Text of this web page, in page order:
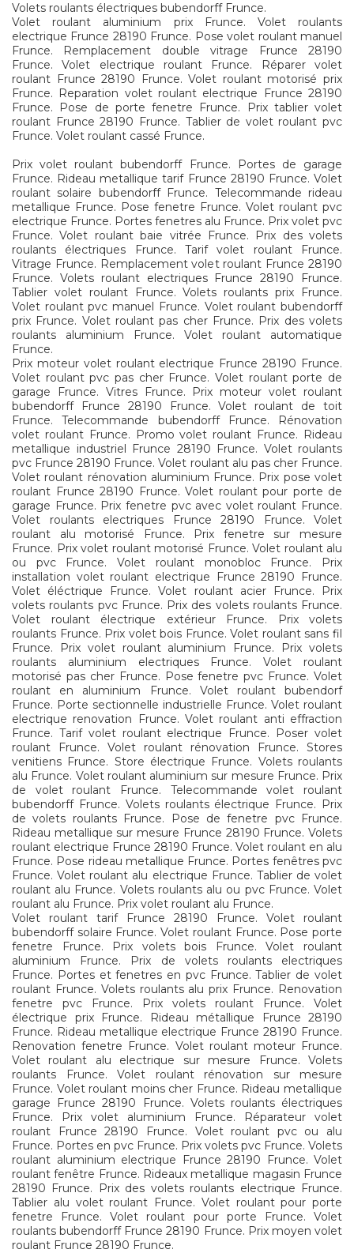
Volets roulants électriques bubendorff Frunce.
Volet roulant aluminium prix Frunce. Volet roulants
electrique Frunce 28190 Frunce. Pose volet roulant manuel
Frunce. Remplacement double vitrage Frunce 28190
Frunce. Volet electrique roulant Frunce. Réparer volet
roulant Frunce 28190 Frunce. Volet roulant motorisé prix
Frunce. Reparation volet roulant electrique Frunce 28190
Frunce. Pose de porte fenetre Frunce. Prix tablier volet
roulant Frunce 28190 Frunce. Tablier de volet roulant pvc
Frunce. Volet roulant cassé Frunce.
Prix volet roulant bubendorff Frunce. Portes de garage
Frunce. Rideau metallique tarif Frunce 28190 Frunce. Volet
roulant solaire bubendorff Frunce. Telecommande rideau
metallique Frunce. Pose fenetre Frunce. Volet roulant pvc
electrique Frunce. Portes fenetres alu Frunce. Prix volet pvc
Frunce. Volet roulant baie vitrée Frunce. Prix des volets
roulants électriques Frunce. Tarif volet roulant Frunce.
Vitrage Frunce. Remplacement volet roulant Frunce 28190
Frunce. Volets roulant electriques Frunce 28190 Frunce.
Tablier volet roulant Frunce. Volets roulants prix Frunce.
Volet roulant pvc manuel Frunce. Volet roulant bubendorff
prix Frunce. Volet roulant pas cher Frunce. Prix des volets
roulants aluminium Frunce. Volet roulant automatique
Frunce.
Prix moteur volet roulant electrique Frunce 28190 Frunce.
Volet roulant pvc pas cher Frunce. Volet roulant porte de
garage Frunce. Vitres Frunce. Prix moteur volet roulant
bubendorff Frunce 28190 Frunce. Volet roulant de toit
Frunce. Telecommande bubendorff Frunce. Rénovation
volet roulant Frunce. Promo volet roulant Frunce. Rideau
metallique industriel Frunce 28190 Frunce. Volet roulants
pvc Frunce 28190 Frunce. Volet roulant alu pas cher Frunce.
Volet roulant rénovation aluminium Frunce. Prix pose volet
roulant Frunce 28190 Frunce. Volet roulant pour porte de
garage Frunce. Prix fenetre pvc avec volet roulant Frunce.
Volet roulants electriques Frunce 28190 Frunce. Volet
roulant alu motorisé Frunce. Prix fenetre sur mesure
Frunce. Prix volet roulant motorisé Frunce. Volet roulant alu
ou pvc Frunce. Volet roulant monobloc Frunce. Prix
installation volet roulant electrique Frunce 28190 Frunce.
Volet éléctrique Frunce. Volet roulant acier Frunce. Prix
volets roulants pvc Frunce. Prix des volets roulants Frunce.
Volet roulant électrique extérieur Frunce. Prix volets
roulants Frunce. Prix volet bois Frunce. Volet roulant sans fil
Frunce. Prix volet roulant aluminium Frunce. Prix volets
roulants aluminium electriques Frunce. Volet roulant
motorisé pas cher Frunce. Pose fenetre pvc Frunce. Volet
roulant en aluminium Frunce. Volet roulant bubendorf
Frunce. Porte sectionnelle industrielle Frunce. Volet roulant
electrique renovation Frunce. Volet roulant anti effraction
Frunce. Tarif volet roulant electrique Frunce. Poser volet
roulant Frunce. Volet roulant rénovation Frunce. Stores
venitiens Frunce. Store électrique Frunce. Volets roulants
alu Frunce. Volet roulant aluminium sur mesure Frunce. Prix
de volet roulant Frunce. Telecommande volet roulant
bubendorff Frunce. Volets roulants électrique Frunce. Prix
de volets roulants Frunce. Pose de fenetre pvc Frunce.
Rideau metallique sur mesure Frunce 28190 Frunce. Volets
roulant electrique Frunce 28190 Frunce. Volet roulant en alu
Frunce. Pose rideau metallique Frunce. Portes fenêtres pvc
Frunce. Volet roulant alu electrique Frunce. Tablier de volet
roulant alu Frunce. Volets roulants alu ou pvc Frunce. Volet
roulant alu Frunce. Prix volet roulant alu Frunce.
Volet roulant tarif Frunce 28190 Frunce. Volet roulant
bubendorff solaire Frunce. Volet roulant Frunce. Pose porte
fenetre Frunce. Prix volets bois Frunce. Volet roulant
aluminium Frunce. Prix de volets roulants electriques
Frunce. Portes et fenetres en pvc Frunce. Tablier de volet
roulant Frunce. Volets roulants alu prix Frunce. Renovation
fenetre pvc Frunce. Prix volets roulant Frunce. Volet
électrique prix Frunce. Rideau métallique Frunce 28190
Frunce. Rideau metallique electrique Frunce 28190 Frunce.
Renovation fenetre Frunce. Volet roulant moteur Frunce.
Volet roulant alu electrique sur mesure Frunce. Volets
roulants Frunce. Volet roulant rénovation sur mesure
Frunce. Volet roulant moins cher Frunce. Rideau metallique
garage Frunce 28190 Frunce. Volets roulants électriques
Frunce. Prix volet aluminium Frunce. Réparateur volet
roulant Frunce 28190 Frunce. Volet roulant pvc ou alu
Frunce. Portes en pvc Frunce. Prix volets pvc Frunce. Volets
roulant aluminium electrique Frunce 28190 Frunce. Volet
roulant fenêtre Frunce. Rideaux metallique magasin Frunce
28190 Frunce. Prix des volets roulants electrique Frunce.
Tablier alu volet roulant Frunce. Volet roulant pour porte
fenetre Frunce. Volet roulant pour porte Frunce. Volet
roulants bubendorff Frunce 28190 Frunce. Prix moyen volet
roulant Frunce 28190 Frunce.